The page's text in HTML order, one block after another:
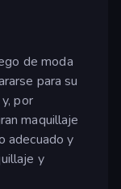
de moda
para su
por
maquillaje
adecuado y
y